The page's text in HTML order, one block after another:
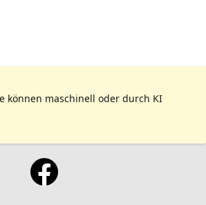
können maschinell oder durch KI